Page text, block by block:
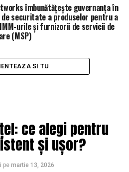
din PSD! Cine sunt liderii
din partid! (SURSE) | Sibiul
îmbunătățește guvernanța în
securitate a produselor pentru a
urile și furnizorii de servicii de
(MSP)
SI TU
ce alegi pentru
și ușor?
pe martie 13, 2026